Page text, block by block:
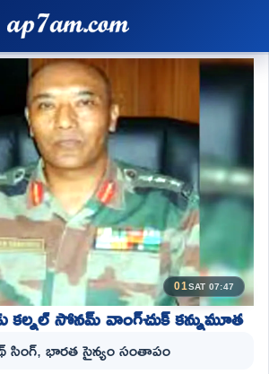
01SAT 07:47
కల్నల్ సోనమ్ వాంగ్‌చుక్ కన్నుమూత
సింగ్, భారత సైన్యం సంతాపం